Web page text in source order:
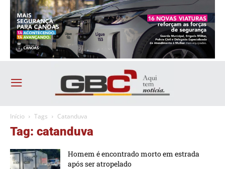
Início Tags Catanduva
Tag: catanduva
Homem é encontrado morto em estrada
após ser atropelado